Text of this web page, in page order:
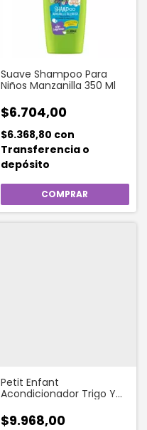
Suave Shampoo Para
Niños Manzanilla 350 Ml
$6.704,00
$6.368,80 con
Transferencia o
depósito
Petit Enfant
Acondicionador Trigo Y
$9.968,00